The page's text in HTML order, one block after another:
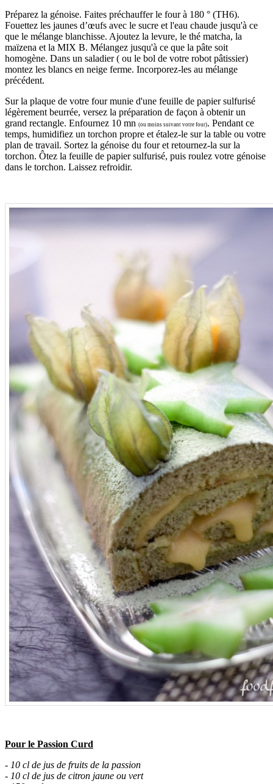
Préparez la génoise. Faites préchauffer le four à 180 ° (TH6).
Fouettez les jaunes d’œufs avec le sucre et l'eau chaude jusqu'à ce
que le mélange blanchisse. Ajoutez la levure, le thé matcha, la
maïzena et la MIX B. Mélangez jusqu'à ce que la pâte soit
homogène. Dans un saladier ( ou le bol de votre robot pâtissier)
montez les blancs en neige ferme. Incorporez-les au mélange
précédent.
Sur la plaque de votre four munie d'une feuille de papier sulfurisé
légèrement beurrée, versez la préparation de façon à obtenir un
grand rectangle. Enfournez 10 mn (ou moins suivant votre four). Pendant ce
temps, humidifiez un torchon propre et étalez-le sur la table ou votre
plan de travail. Sortez la génoise du four et retournez-la sur la
torchon. Ôtez la feuille de papier sulfurisé, puis roulez votre génoise
dans le torchon. Laissez refroidir.
Pour le Passion Curd
- 10 cl de jus de fruits de la passion
- 10 cl de jus de citron jaune ou vert